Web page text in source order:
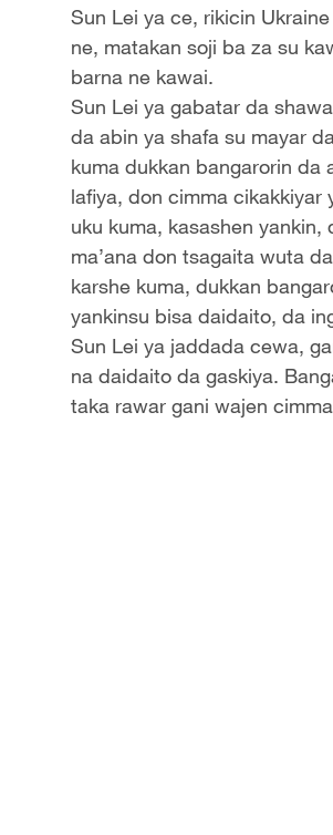
Sun Lei ya ce, rikicin
ne, matakan soji ba za su
barna ne kawai.
Sun Lei ya gabatar da
da abin ya shafa su mayar
kuma dukkan bangarorin da
lafiya, don cimma cikakkiyar
uku kuma, kasashen
ma’ana don tsagaita wuta
karshe kuma, dukkan
yankinsu bisa daidaito, da
Sun Lei ya jaddada cewa,
na daidaito da gaskiya.
taka rawar gani wajen